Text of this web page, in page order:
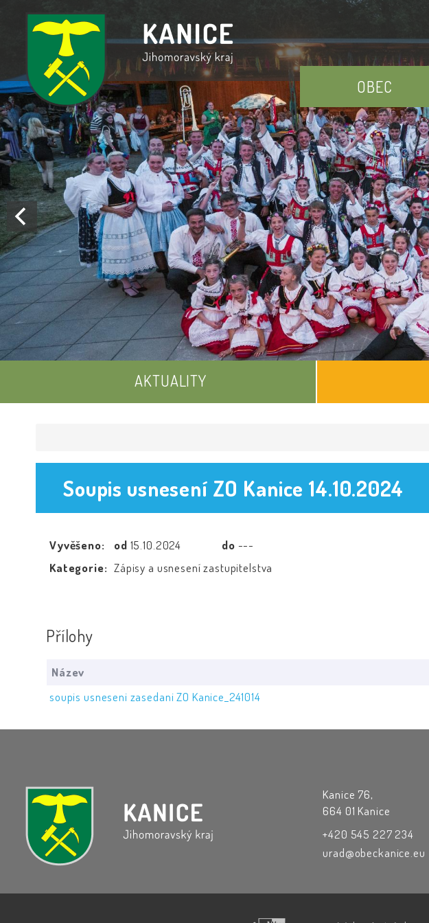
OBEC
AKTUALITY
Soupis usnesení ZO Kanice 14.10.2024
Vyvěšeno: od 15.10.2024 do ---
Kategorie: Zápisy a usnesení zastupitelstva
Přílohy
Název
soupis usneseni zasedani ZO Kanice_241014
Kanice 76,
664 01 Kanice
+420 545 227 234
urad@obeckanice.eu